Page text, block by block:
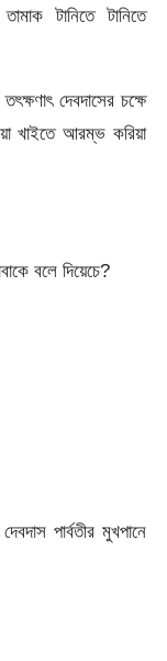
টানিতে টানিতে
দেবদাসের চক্ষে
খাইতে আরম্ভ করিয়া
বলে দিয়েচে?
পার্বতীর মুখপানে